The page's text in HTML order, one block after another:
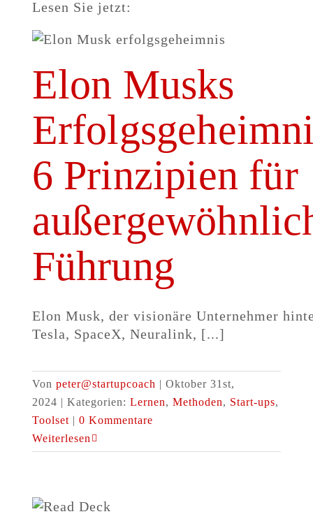
Lesen Sie jetzt:
Elon Musks
6 Prinzipien für
Führung
Elon Musk, der visionäre Unternehmer
Tesla, SpaceX, Neuralink, [...]
Von peter@startupcoach | Oktober 31st,
2024 | Kategorien: Lernen, Methoden, Start-ups,
Toolset | 0 Kommentare
Weiterlesen